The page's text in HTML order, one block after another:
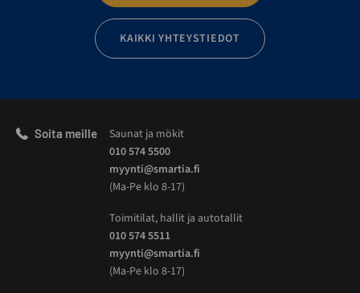
KAIKKI YHTEYSTIEDOT
Soita meille
Saunat ja mökit
010 574 5500
myynti@smartia.fi
(Ma-Pe klo 8-17)
Toimitilat, hallit ja autotallit
010 574 5511
myynti@smartia.fi
(Ma-Pe klo 8-17)